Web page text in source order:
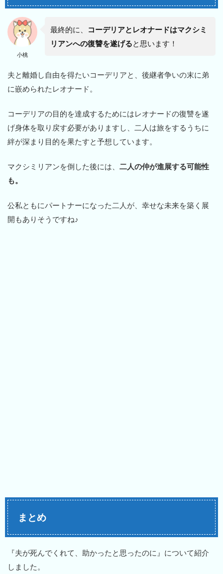
小桃
最終的に、
コーデリアとレオナードはマクシミ
リアンへの復讐を遂げると思います！
夫と離婚し自由を得たいコーデリアと、後継者争いの末に弟
に嵌められたレオナード。
コーデリアの目的を達成するためにはレオナードの復讐を遂
げ身体を取り戻す必要がありますし、二人は旅をするうちに
絆が深まり目的を果たすと予想しています。
マクシミリアンを倒した後には、 二人の仲が進展する可能性
も。
公私ともにパートナーになった二人が、幸せな未来を築く展
開もありそうですね♪
まとめ
『夫が死んでくれて、助かったと思ったのに』について紹介
しました。